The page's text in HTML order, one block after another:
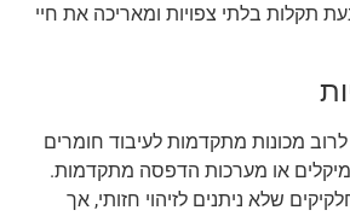
תקלות בלתי צפויות ומאריכה את חיי
מכונות מתקדמות לעיבוד חומרים
או מערכות הדפסה מתקדמות.
שלא ניתנים לזיהוי חזותי, אך